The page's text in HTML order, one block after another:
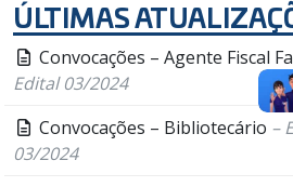
ÚLTIMAS
Convocações – Agente Fiscal
Edital 03/2024
Convocações – Bibliotecário –
03/2024